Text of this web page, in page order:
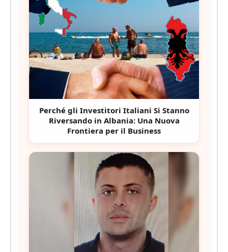
Perché gli Investitori Italiani Si Stanno
Riversando in Albania: Una Nuova
Frontiera per il Business